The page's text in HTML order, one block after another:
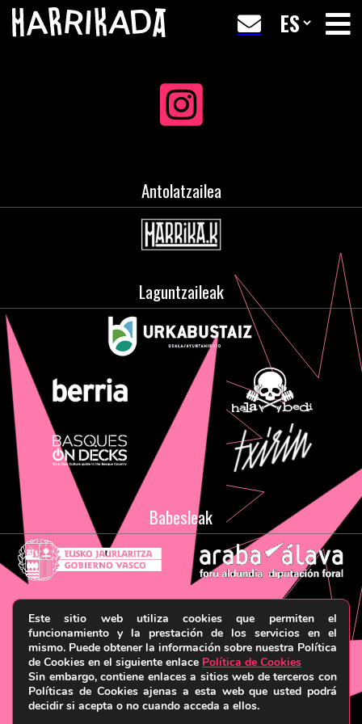
Antolatzailea
Laguntzaileak
Babesleak
Aviso legal y Política de privacidad
Términos y
condiciones
Política de cookies © HARRIKA KOLEKTIBOA, 2026
Este sitio web utiliza cookies que permiten el
funcionamiento y la prestación de los servicios en el
mismo. Puede obtener la información sobre nuestra Política
de Cookies en el siguiente enlace Política de Cookies
Sin embargo, contiene enlaces a sitios web de terceros con
Políticas de Cookies ajenas a esta web que usted podrá
decidir si acepta o no cuando acceda a ellos.